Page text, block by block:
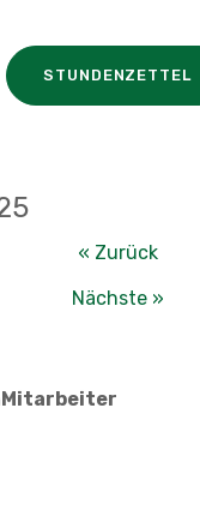
STUNDENZETTEL
« Zurück
Nächste »
Mitarbeiter